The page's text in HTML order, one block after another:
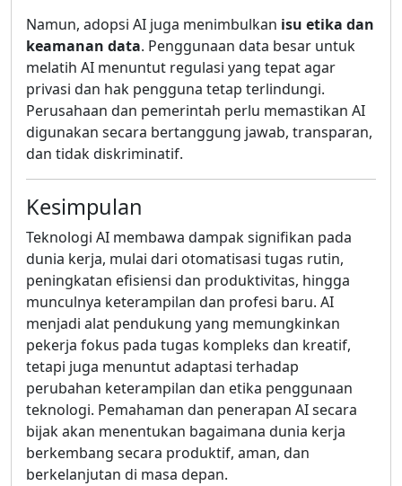
Namun, adopsi AI juga menimbulkan isu etika dan
keamanan data. Penggunaan data besar untuk
melatih AI menuntut regulasi yang tepat agar
privasi dan hak pengguna tetap terlindungi.
Perusahaan dan pemerintah perlu memastikan AI
digunakan secara bertanggung jawab, transparan,
dan tidak diskriminatif.
Kesimpulan
Teknologi AI membawa dampak signifikan pada
dunia kerja, mulai dari otomatisasi tugas rutin,
peningkatan efisiensi dan produktivitas, hingga
munculnya keterampilan dan profesi baru. AI
menjadi alat pendukung yang memungkinkan
pekerja fokus pada tugas kompleks dan kreatif,
tetapi juga menuntut adaptasi terhadap
perubahan keterampilan dan etika penggunaan
teknologi. Pemahaman dan penerapan AI secara
bijak akan menentukan bagaimana dunia kerja
berkembang secara produktif, aman, dan
berkelanjutan di masa depan.